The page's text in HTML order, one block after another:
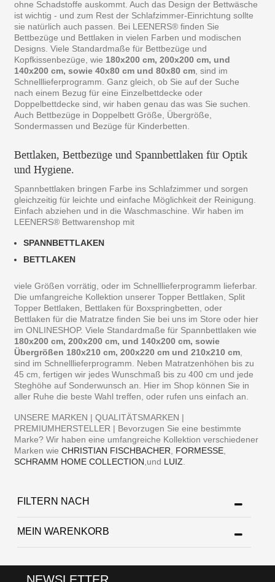
ohne Schadstoffe auskommt. Auch das Design der Bettwäsche
ist wichtig - und zum Rest der Schlafzimmer-Einrichtung sollte
sie natürlich auch passen. Bei LEENERS® finden Sie
Bettbezüge und Bettlaken in vielen Farben und modischen
Designs. Viele Standardmaße für Bettbezüge und
Kopfkissenbezüge, wie 180x200 cm, 200x200 cm, und
140x200 cm, sowie 40x80 cm und 80x80 cm , sind im
Schnelllieferprogramm. Ganz gleich, ob Sie auf der Suche
nach einem Bezug für eine Einzelbettdecke oder
Doppelbettdecke sind, wir haben genau das was Sie suchen.
Auch Bettbezüge in Doppelbett Größe, Übergröße,
Sondermassen und Bezüge für Kinderbetten.
Bettlaken, Bettbezüge und Spannbettlaken für Optik
und Hygiene.
Spannbettlaken bringen Farbe ins Schlafzimmer und sorgen
gleichzeitig für leichte und einfache Möglichkeit der Reinigung.
Einfach abziehen und in die Waschmaschine. Wir haben im
LEENERS® Bettwarenshop mit
SPANNBETTLAKEN
BETTLAKEN
viele Größen vorrätig, oder im Schnelllieferprogramm lieferbar.
Die umfangreiche Kollektion unserer Topper Bettlaken, Split
Topper Bettlaken, Bettlaken für Boxspringbetten, oder
Bettlaken für die Matratze finden Sie bei uns im Store oder hier
im ONLINESHOP. Viele Standardmaße für Spannbettlaken wie
180x200 cm, 200x200 cm, und 140x200 cm, sowie
Übergrößen 180x210 cm, 200x220 cm und 210x210 cm
sind im Schnelllieferprogramm. Neben Matratzenhöhen bis zu
45 cm, fertigen wir jedes Wunschmaß bis zu 400 cm und jede
Steghöhe auf Sonderwunsch an. Hier im Shop können Sie in
aller Ruhe die beste Wahl treffen, oder rufen uns einfach an.
UNSERE MARKEN | QUALITÄTSMARKEN |
PREMIUMHERSTELLER | Bevorzugen Sie eine bestimmte
Marke? Wir haben eine umfangreiche Kollektion verschiedener
Marken wieCHRISTIAN FISCHBACHER FORMESSE
SCHRAMM HOME COLLECTION ,und LUIZ
FILTERN NACH
MEIN WARENKORB